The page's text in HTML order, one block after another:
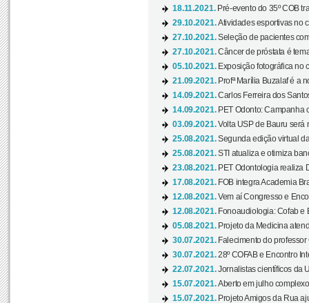
18.11.2021. Pré-evento do 35º COB
29.10.2021.Atividades esportivas no
27.10.2021.Seleção de pacientes
27.10.2021.Câncer de próstata é
05.10.2021. Exposição fotográfica no
21.09.2021. Profª Marília Buzalaf é a
14.09.2021.Carlos Ferreira dos
14.09.2021. PET Odonto: Campanha
03.09.2021.Volta USP de Bauru será
25.08.2021.Segunda edição virtual
25.08.2021.STI atualiza e otimiza
23.08.2021. PET Odontologia realiza
17.08.2021. FOB integra Academia
12.08.2021.Vem aí Congresso e
12.08.2021. Fonoaudiologia: Cofab e
05.08.2021. Projeto da Medicina
30.07.2021. Falecimento do
30.07.2021.28º COFAB e Encontro
22.07.2021.Jornalistas científicos da
15.07.2021.Aberto em julho
15.07.2021. Projeto Amigos da Rua